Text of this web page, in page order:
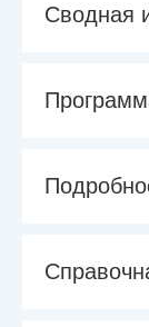
Сводная